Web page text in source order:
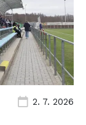
2. 7. 2026